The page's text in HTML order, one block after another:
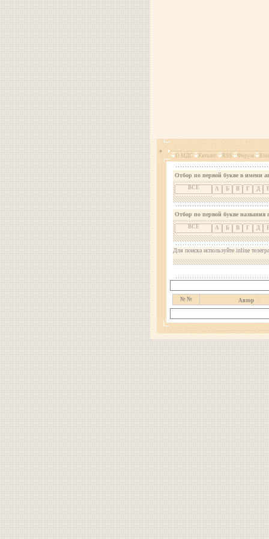
О МДС Каталог RSS Форум
Отбор по первой букве в имени
ВСЕ А Б В Г Д
Отбор по первой букве названия
ВСЕ А Б В Г Д
Для поиска используйте inline
№ № Автор